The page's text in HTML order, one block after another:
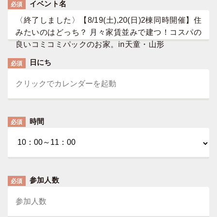
必須 イベント名
〈終了しました〉【8/19(土),20(日)2棟同時開催】住
みたいのはどっち？ 月々家賃並みで建つ！コスパの
良いコミコミパックのお家。in天童・山形
必須 日にち
必須 時間
必須 参加人数